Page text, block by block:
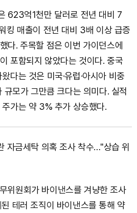
623억1천만 달러로 전년 대비 7
킹 매출이 전년 대비 3배 이상 급증
다. 주목할 점은 이번 가이던스에
포함되지 않았다는 것이다. 중국
다는 것은 미국·유럽·아시아 비중
모가 그만큼 크다는 의미다. 실적
가는 약 3% 추가 상승했다.
자금세탁 의혹 조사 착수…"상습 위
위원회가 바이낸스를 겨냥한 조사
테러 조직이 바이낸스를 통해 약